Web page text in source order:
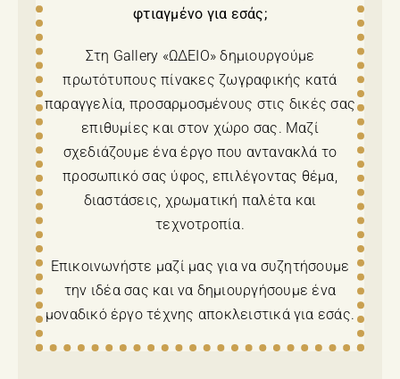
φτιαγμένο για εσάς;
Στη Gallery «ΩΔΕΙΟ» δημιουργούμε
πρωτότυπους πίνακες ζωγραφικής κατά
παραγγελία, προσαρμοσμένους στις δικές σας
επιθυμίες και στον χώρο σας. Μαζί
σχεδιάζουμε ένα έργο που αντανακλά το
προσωπικό σας ύφος, επιλέγοντας θέμα,
διαστάσεις, χρωματική παλέτα και
τεχνοτροπία.
Επικοινωνήστε μαζί μας για να συζητήσουμε
την ιδέα σας και να δημιουργήσουμε ένα
μοναδικό έργο τέχνης αποκλειστικά για εσάς.